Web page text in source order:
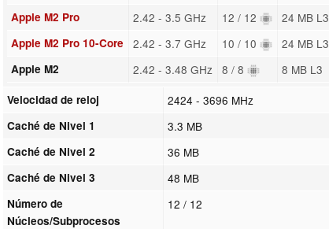
Apple M2 Pro 2.42 - 3.5 GHz 12 / 12 24 MB L3
Apple M2 Pro 10-Core 2.42 - 3.7 GHz 10 / 10 24 MB L3
Apple M2 2.42 - 3.48 GHz 8 / 8 8 MB L3
Velocidad de reloj 2424 - 3696 MHz
Caché de Nivel 1 3.3 MB
Caché de Nivel 2 36 MB
Caché de Nivel 3 48 MB
Número de
Núcleos/Subprocesos
12 / 12